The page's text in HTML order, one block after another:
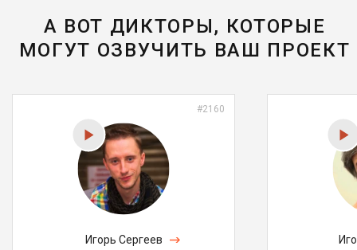
А ВОТ ДИКТОРЫ, КОТОРЫЕ
МОГУТ ОЗВУЧИТЬ ВАШ ПРОЕКТ
#2160
Игорь Сергеев